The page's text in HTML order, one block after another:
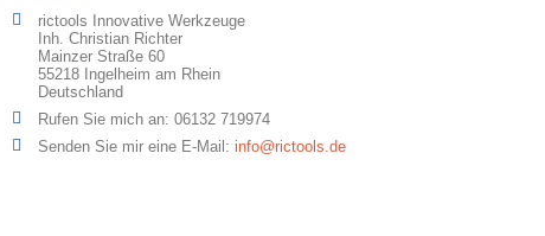
rictools Innovative Werkzeuge
Inh. Christian Richter
Mainzer Straße 60
55218 Ingelheim am Rhein
Deutschland
Rufen Sie mich an: 06132 719974
Senden Sie mir eine E-Mail: info@rictools.de